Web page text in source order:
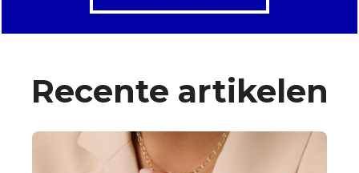
Recente artikelen